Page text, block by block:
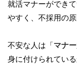
就活マナーができ
やすく、不採用の
不安な人は「マナ
身に付けられてい